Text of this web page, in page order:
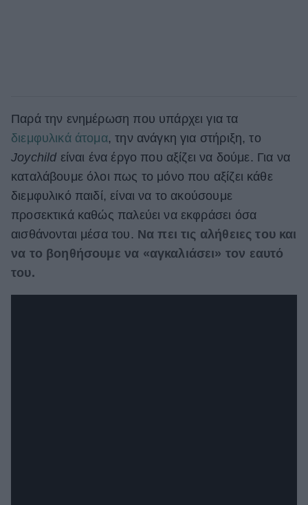
Παρά την ενημέρωση που υπάρχει για τα
διεμφυλικά άτομα, την ανάγκη για στήριξη, το
Joychild είναι ένα έργο που αξίζει να δούμε. Για να
καταλάβουμε όλοι πως το μόνο που αξίζει κάθε
διεμφυλικό παιδί, είναι να το ακούσουμε
προσεκτικά καθώς παλεύει να εκφράσει όσα
αισθάνονται μέσα του. Να πει τις αλήθειες του και
να το βοηθήσουμε να «αγκαλιάσει» τον εαυτό
του.